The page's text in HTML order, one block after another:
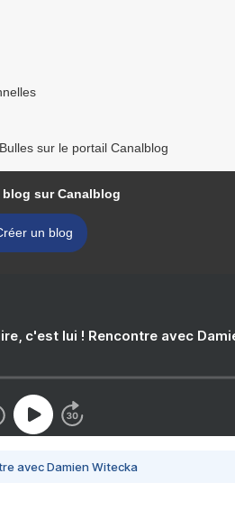
sur le portail Canalblog
blog sur Canalblog
un blog
c'est lui ! Rencontre avec
avec Damien Witecka